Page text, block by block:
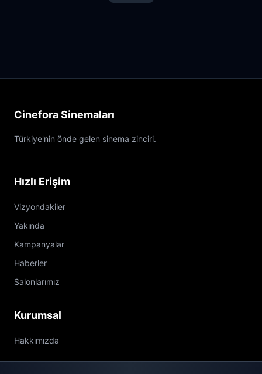
Cinefora Sinemaları
Türkiye'nin önde gelen sinema zinciri.
Hızlı Erişim
Vizyondakiler
Yakında
Kampanyalar
Haberler
Salonlarımız
Kurumsal
Hakkımızda